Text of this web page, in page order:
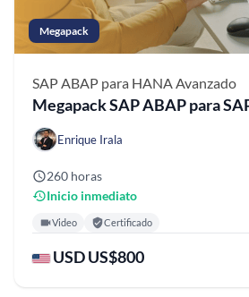
Megapack
SAP ABAP para HANA Avanzado
Megapack SAP ABAP para
Enrique Irala
260 horas
Inicio inmediato
Video Certificado
USD US$800